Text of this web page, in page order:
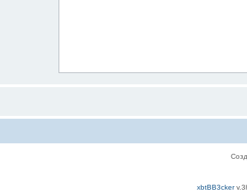
xbtBB3cker